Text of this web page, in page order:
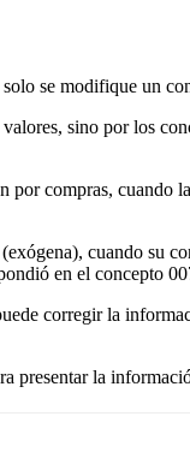
se modifique un
sino por los
compras,
cuando su
en el concepto
corregir la
presentar la